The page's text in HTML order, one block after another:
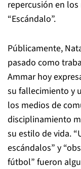
repercusión en
“Escándalo”.
Públicamente,
pasado como
Ammar hoy
su fallecimiento y
los medios de
disciplinamiento
su estilo de vida.
escándalos” y
fútbol” fueron